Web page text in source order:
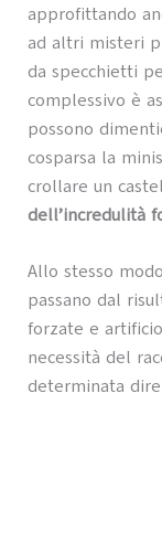
approfittando
ad altri misteri
da specchietti
complessivo è
possono
cosparsa la
crollare un
dell’incredulità
Allo stesso
passano dal
forzate e
necessità del
determinata